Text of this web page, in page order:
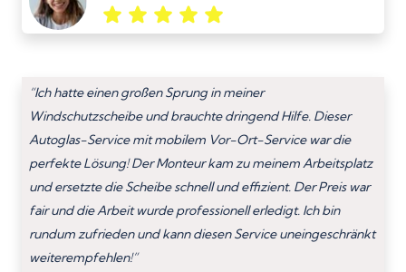
“Ich hatte einen großen Sprung in meiner
Windschutzscheibe und brauchte dringend Hilfe. Dieser
Autoglas-Service mit mobilem Vor-Ort-Service war die
perfekte Lösung! Der Monteur kam zu meinem Arbeitsplatz
und ersetzte die Scheibe schnell und effizient. Der Preis war
fair und die Arbeit wurde professionell erledigt. Ich bin
rundum zufrieden und kann diesen Service uneingeschränkt
weiterempfehlen!”